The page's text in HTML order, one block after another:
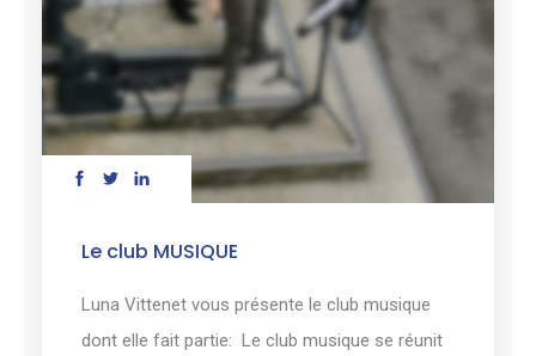
Le club MUSIQUE
Luna Vittenet vous présente le club musique
dont elle fait partie: Le club musique se réunit